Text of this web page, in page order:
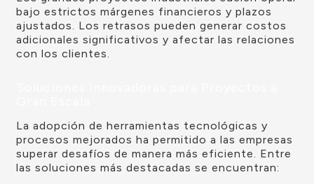
bajo estrictos márgenes financieros y plazos
ajustados. Los retrasos pueden generar costos
adicionales significativos y afectar las relaciones
con los clientes.
La adopción de herramientas tecnológicas y
procesos mejorados ha permitido a las empresas
superar desafíos de manera más eficiente. Entre
las soluciones más destacadas se encuentran: